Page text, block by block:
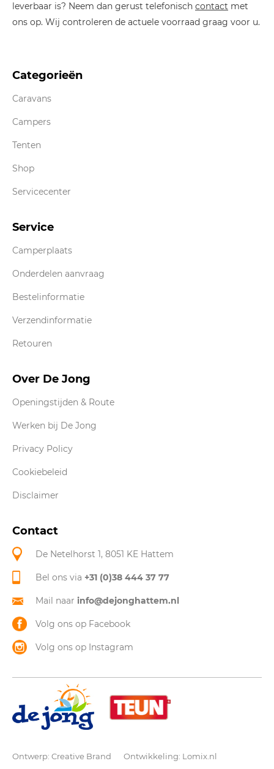
leverbaar is? Neem dan gerust telefonisch contact met
ons op. Wij controleren de actuele voorraad graag voor u.
Categorieën
Caravans
Campers
Tenten
Shop
Servicecenter
Service
Camperplaats
Onderdelen aanvraag
Bestelinformatie
Verzendinformatie
Retouren
Over De Jong
Openingstijden & Route
Werken bij De Jong
Privacy Policy
Cookiebeleid
Disclaimer
Contact
De Netelhorst 1, 8051 KE Hattem
Bel ons via +31 (0)38 444 37 77
Mail naar info@dejonghattem.nl
Volg ons op Facebook
Volg ons op Instagram
Ontwerp: Creative Brand Ontwikkeling: Lomix.nl